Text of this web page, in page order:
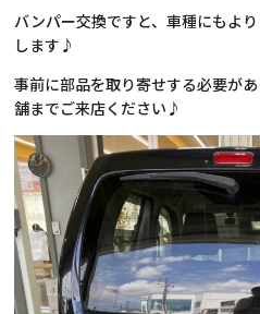
バンパー交換ですと、車種にもよ
します♪
事前に部品を取り寄せする必要が
舗までご来店ください♪